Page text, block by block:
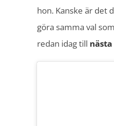
hon. Kanske är det
göra samma val
redan idag till